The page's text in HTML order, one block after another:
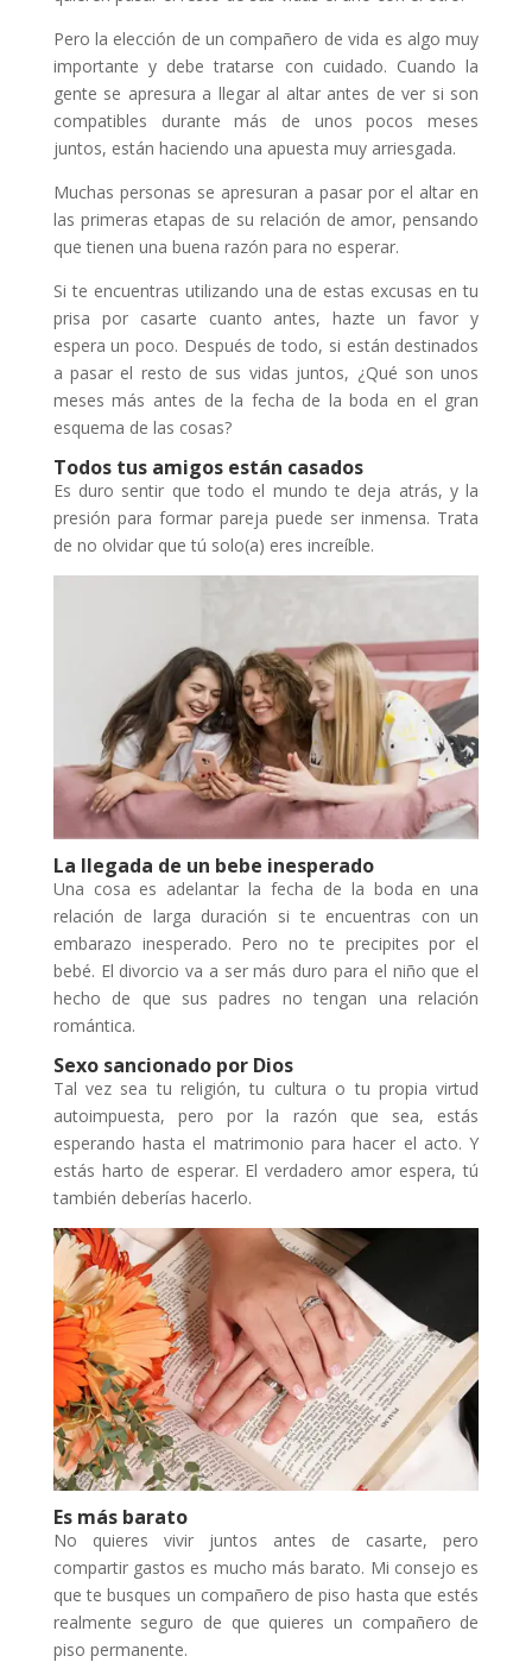
Pero la elección de un compañero de vida es algo muy
importante y debe tratarse con cuidado. Cuando la
gente se apresura a llegar al altar antes de ver si son
compatibles durante más de unos pocos meses
juntos, están haciendo una apuesta muy arriesgada.
Muchas personas se apresuran a pasar por el altar en
las primeras etapas de su relación de amor, pensando
que tienen una buena razón para no esperar.
Si te encuentras utilizando una de estas excusas en tu
prisa por casarte cuanto antes, hazte un favor y
espera un poco. Después de todo, si están destinados
a pasar el resto de sus vidas juntos, ¿Qué son unos
meses más antes de la fecha de la boda en el gran
esquema de las cosas?
Todos tus amigos están casados
Es duro sentir que todo el mundo te deja atrás, y la
presión para formar pareja puede ser inmensa. Trata
de no olvidar que tú solo(a) eres increíble.
La llegada de un bebe inesperado
Una cosa es adelantar la fecha de la boda en una
relación de larga duración si te encuentras con un
embarazo inesperado. Pero no te precipites por el
bebé. El divorcio va a ser más duro para el niño que el
hecho de que sus padres no tengan una relación
romántica.
Sexo sancionado por Dios
Tal vez sea tu religión, tu cultura o tu propia virtud
autoimpuesta, pero por la razón que sea, estás
esperando hasta el matrimonio para hacer el acto. Y
estás harto de esperar. El verdadero amor espera, tú
también deberías hacerlo.
Es más barato
No quieres vivir juntos antes de casarte, pero
compartir gastos es mucho más barato. Mi consejo es
que te busques un compañero de piso hasta que estés
realmente seguro de que quieres un compañero de
piso permanente.